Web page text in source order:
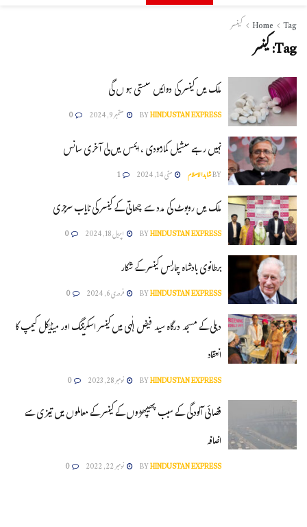
Home Tag کینسر
Tag:کینسر
ملک میں کینسر کی دوائیں سستی ہو ں گی
BYHINDUSTAN EXPRESS ستمبر 9, 2024 0
نہیں رہے سشیل کمارمودی ، ایمس میں لی آخری سانس
BYشاہدالاسلام مئی 14, 2024
ملک میں روبوٹ کی مدد سے چھاتی کے کینسر کی نایاب سرجری
BYHINDUSTAN EXPRESS اپریل 18, 2024 0
برطانوی بادشاہ چارلس کینسر کے شکار
BYHINDUSTAN EXPRESS فروری 6, 2024 0
دہلی کے مسجد درگاہ سید فیض الٰہی میں کینسر اسکریننگ اور میڈیکل کیمپ کا
انعقاد
BYHINDUSTAN EXPRESS نومبر 28, 2023 0
فضائی آلودگی کے سبب پھیپھڑوں کے کینسر کے معاملوں میں تیزی سے
اضافہ
BYHINDUSTAN EXPRESS نومبر 22, 2022 0